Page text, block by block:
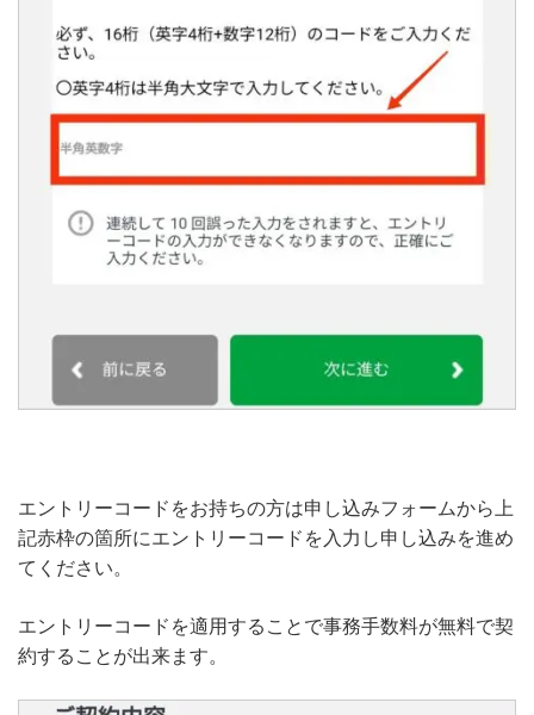
エントリーコードをお持ちの方は申し込みフォームから上
記赤枠の箇所にエントリーコードを入力し申し込みを進め
てください。
エントリーコードを適用することで事務手数料が無料で契
約することが出来ます。